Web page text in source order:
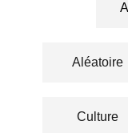
Aléatoire
Culture